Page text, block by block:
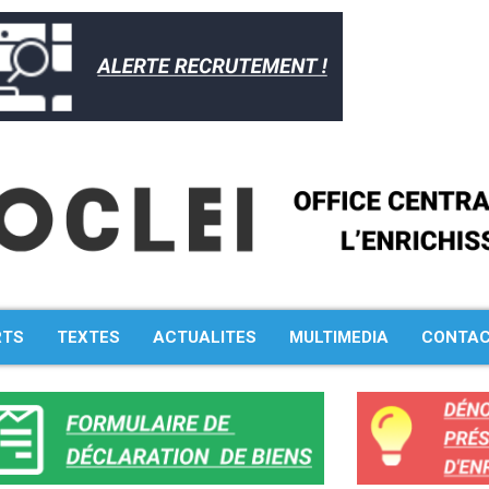
TEXTES ACTUALITES MULTIMEDIA